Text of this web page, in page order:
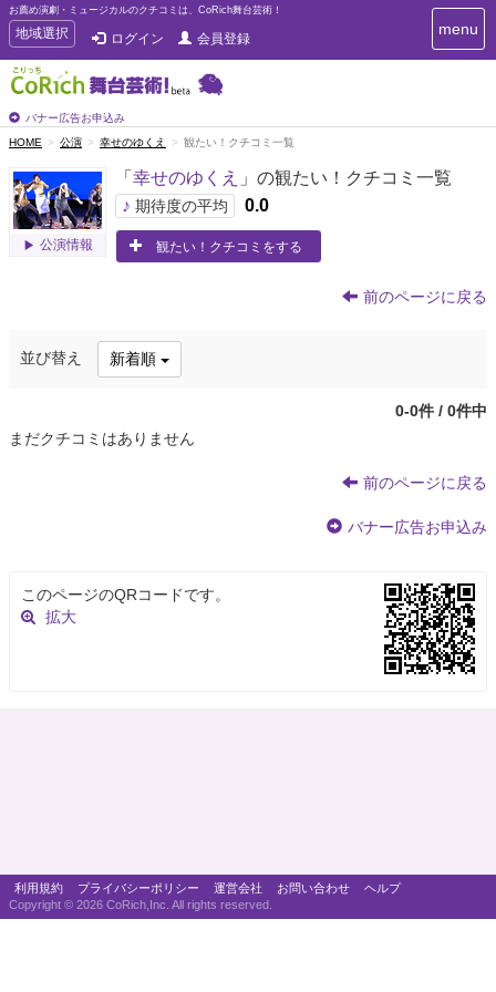
お薦め演劇・ミュージカルのクチコミは、CoRich舞台芸術！
T
o
g
g
e
n
v
i
g
地域選択 ログイン 会員登録
バナー広告お申込み
T
o
a
t
menu
HOME 公演 幸せのゆくえ 観たい！クチコミ一覧
公演情報
「 幸せのゆくえ
」の観たい！クチコミ一覧
♪ 期待度の平均 0.0
観たい！クチコミをする
前のページに戻る
並び替え 新着順
0-0件 / 0件中
まだクチコミはありません
前のページに戻る
バナー広告お申込み
このページのQRコードです。
拡大
利用規約 プライバシーポリシー 運営会社 お問い合わせ
ヘルプ
Copyright © 2026 CoRich,Inc. All rights reserved.